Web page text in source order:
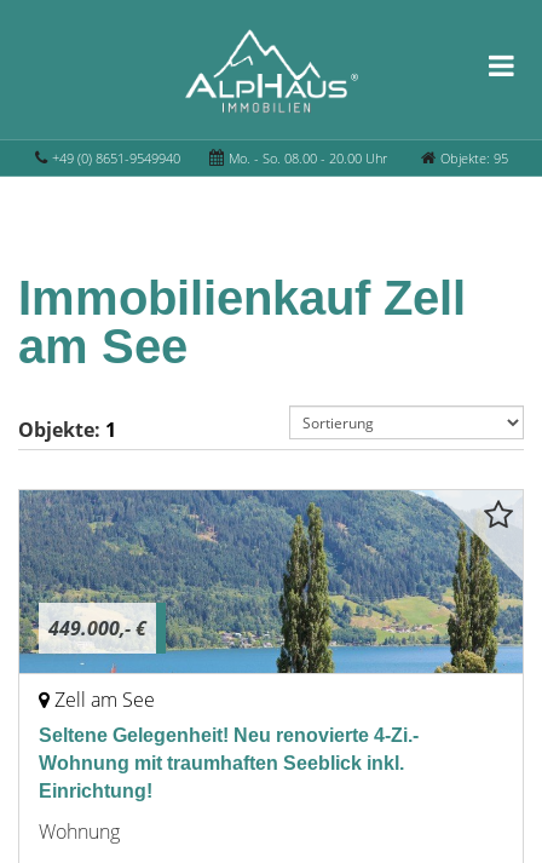
+49 (0) 8651-9549940 Mo. - So. 08.00 - 20.00 Uhr Objekte: 95
Immobilienkauf Zell
am See
Objekte: 1
449.000,- €
Zell am See
Seltene Gelegenheit! Neu renovierte 4-Zi.-
Wohnung mit traumhaften Seeblick inkl.
Einrichtung!
Wohnung